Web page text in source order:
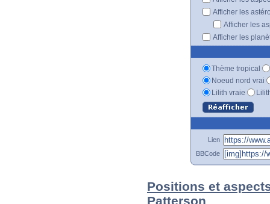
Afficher les
Afficher les
Afficher les
Thème tropical
Noeud nord vrai
Lilith vraie
Lien
BBCode
Positions et
Patterson